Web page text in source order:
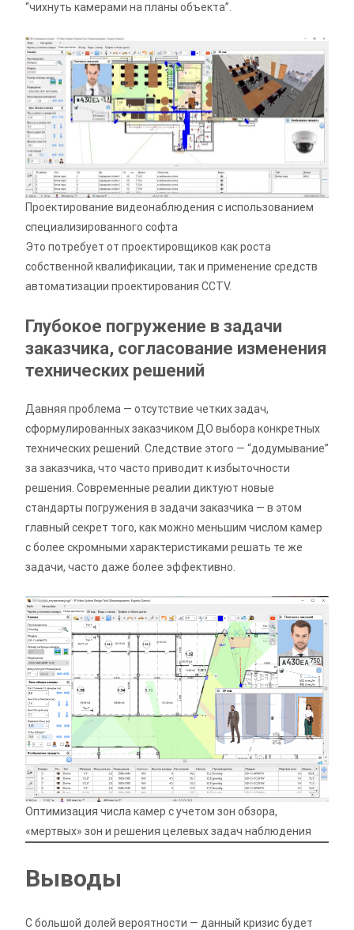
“чихнуть камерами на планы объекта”.
Проектирование видеонаблюдения с использованием
специализированного софта
Это потребует от проектировщиков как роста
собственной квалификации, так и применение средств
автоматизации проектирования CCTV.
Глубокое погружение в задачи
заказчика, согласование изменения
технических решений
Давняя проблема — отсутствие четких задач,
сформулированных заказчиком ДО выбора конкретных
технических решений. Следствие этого — “додумывание”
за заказчика, что часто приводит к избыточности
решения. Современные реалии диктуют новые
стандарты погружения в задачи заказчика — в этом
главный секрет того, как можно меньшим числом камер
с более скромными характеристиками решать те же
задачи, часто даже более эффективно.
Оптимизация числа камер с учетом зон обзора,
«мертвых» зон и решения целевых задач наблюдения
Выводы
С большой долей вероятности — данный кризис будет